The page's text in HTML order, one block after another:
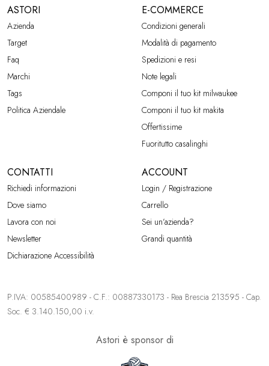
ASTORI
Azienda
Target
Faq
Marchi
Tags
Politica Aziendale
E-COMMERCE
Condizioni generali
Modalità di pagamento
Spedizioni e resi
Note legali
Componi il tuo kit milwaukee
Componi il tuo kit makita
Offertissime
Fuoritutto casalinghi
CONTATTI
Richiedi informazioni
Dove siamo
Lavora con noi
Newsletter
Dichiarazione Accessibilità
ACCOUNT
Login / Registrazione
Carrello
Sei un’azienda?
Grandi quantità
P.IVA: 00585400989 - C.F.: 00887330173 - Rea Brescia 213595 - Cap.
Soc. € 3.140.150,00 i.v.
Astori è sponsor di